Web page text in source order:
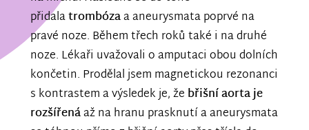
přidalatrombózaa aneurysmata poprvé na
pravé noze. Během třech roků také i na druhé
noze. Lékaři uvažovali o amputaci obou dolních
končetin. Prodělal jsem magnetickou rezonanci
s kontrastem a výsledek je, že břišní aorta je
rozšířenáaž na hranu prasknutí a aneurysmata